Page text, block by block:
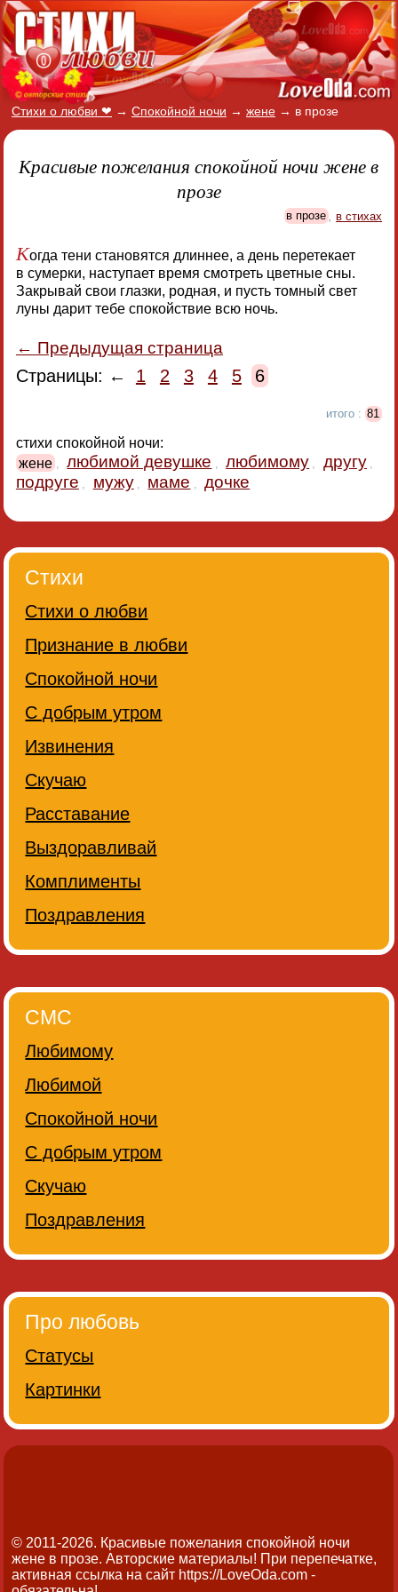
Стихи о любви ❤ → Спокойной ночи → жене → в прозе
Красивые пожелания спокойной ночи жене в
прозе
в прозе в стихах
Когда тени становятся длиннее, а день перетекает
в сумерки, наступает время смотреть цветные сны.
Закрывай свои глазки, родная, и пусть томный свет
луны дарит тебе спокойствие всю ночь.
← Предыдущая страница
Страницы: ← 1 2 3 4 5 6
итого : 81
стихи спокойной ночи:
жене , любимой девушке , любимому , другу ,
подруге , мужу , маме , дочке
Стихи
Стихи о любви
Признание в любви
Спокойной ночи
С добрым утром
Извинения
Скучаю
Расставание
Выздоравливай
Комплименты
Поздравления
СМС
Любимому
Любимой
Спокойной ночи
С добрым утром
Скучаю
Поздравления
Про любовь
Статусы
Картинки
© 2011-2026. Красивые пожелания спокойной ночи
жене в прозе.Авторские материалы! При перепечатке,
активная ссылка на сайт https://LoveOda.com -